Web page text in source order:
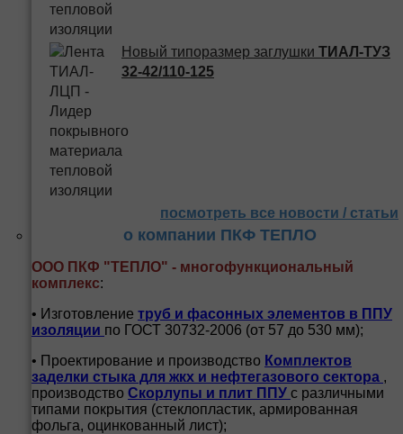
Новый типоразмер заглушки ТИАЛ-ТУЗ
32-42/110-125
посмотреть все новости / статьи
о компании ПКФ ТЕПЛО
ООО ПКФ "ТЕПЛО" - многофункциональный
комплекс:
• Изготовление труб и фасонных элементов в ППУ
изоляции по ГОСТ 30732-2006 (от 57 до 530 мм);
• Проектирование и производство Комплектов
заделки стыка для жкх и нефтегазового сектора ,
производство Скорлупы и плит ППУ с различными
типами покрытия (стеклопластик, армированная
фольга, оцинкованный лист);